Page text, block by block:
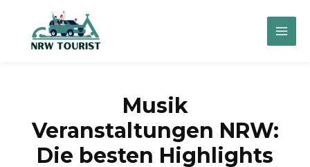
springen
Main
Musik
Veranstaltungen NRW:
Die besten Highlights